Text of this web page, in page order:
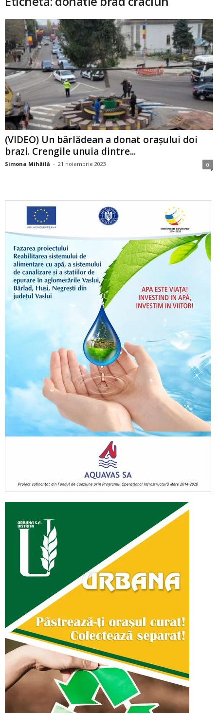
(VIDEO) Un bârlădean a donat orașului doi
brazi. Crengile unuia dintre...
Simona Mihăilă - 21 noiembrie 2023 0